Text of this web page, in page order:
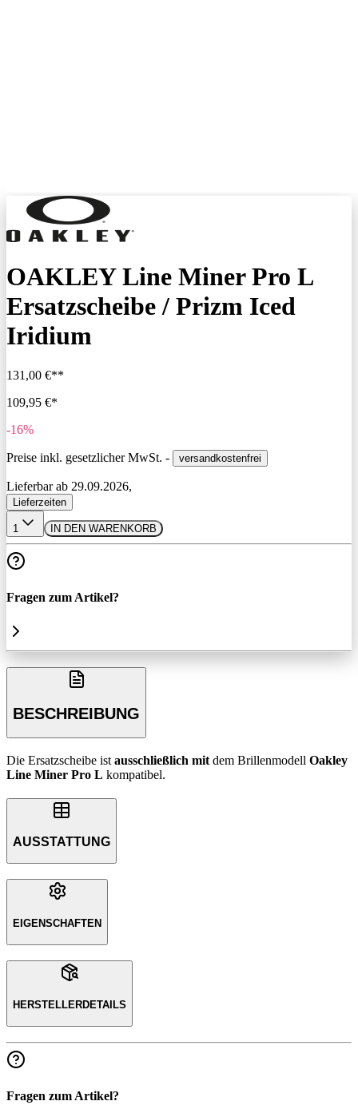
OAKLEY Line Miner Pro L
Ersatzscheibe / Prizm Iced
Iridium
131,00 €**
109,95 €*
-16%
Preise inkl. gesetzlicher MwSt. - versandkostenfrei
Lieferbar ab 29.09.2026,
Lieferzeiten
1 IN DEN WARENKORB
Fragen zum Artikel?
BESCHREIBUNG
Die Ersatzscheibe ist ausschließlich mit dem Brillenmodell Oakley
Line Miner Pro L kompatibel.
AUSSTATTUNG
EIGENSCHAFTEN
HERSTELLERDETAILS
Fragen zum Artikel?